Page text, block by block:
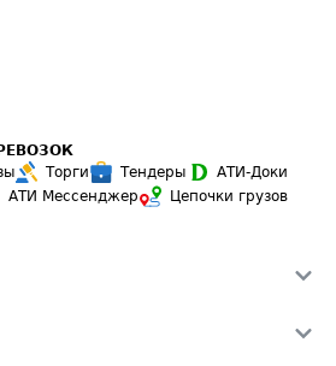
Торги Тендеры
АТИ-Доки
АТИ Мессенджер
Цепочки грузов